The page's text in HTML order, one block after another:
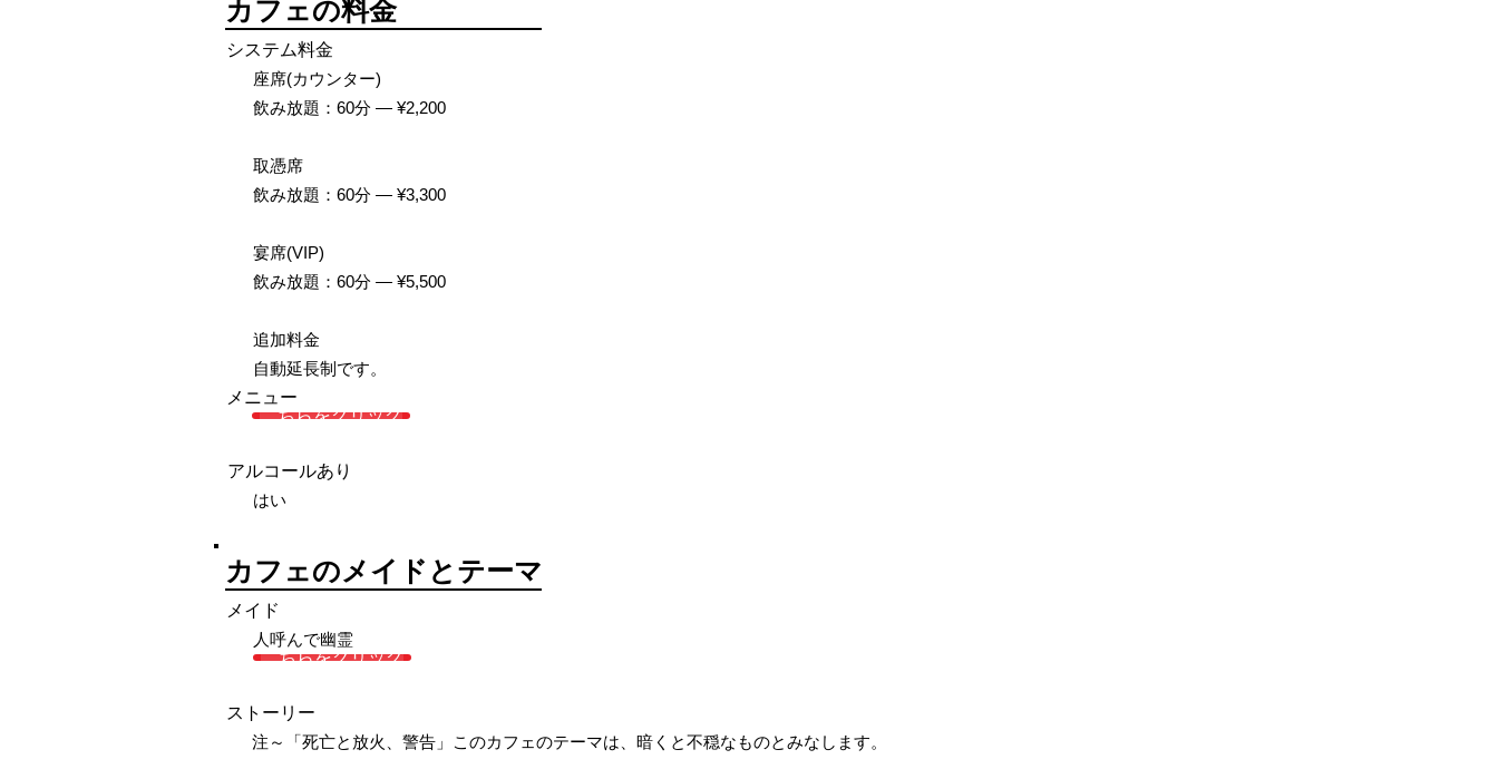
カフェの料金
システム料金
座席(カウンター)
飲み放題：60分 — ¥2,200
取憑席
飲み放題：60分 — ¥3,300
宴席(VIP)
飲み放題：60分 — ¥5,500
追加料金
自動延長制です。
メニュー
こちらをクリック
アルコールあり
はい
カフェのメイドとテーマ
メイド
人呼んで幽霊
こちらをクリック
ストーリー
注～「死亡と放火、警告」このカフェのテーマは、暗くと不穏なものとみなします。